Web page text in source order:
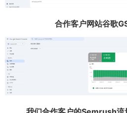
合作客户网站谷歌